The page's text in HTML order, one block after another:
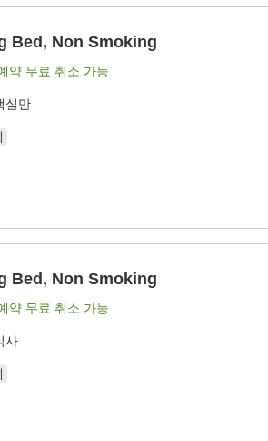
Bed, Non Smoking
약 무료 취소 가능
실만
Bed, Non Smoking
약 무료 취소 가능
사